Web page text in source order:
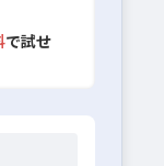
で試せ